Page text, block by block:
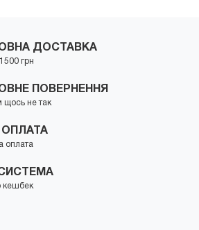
ДОСТАВКА
грн
ПОВЕРНЕННЯ
щось не так
ОПЛАТА
оплата
кешбек